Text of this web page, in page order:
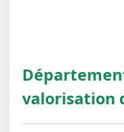
valorisation